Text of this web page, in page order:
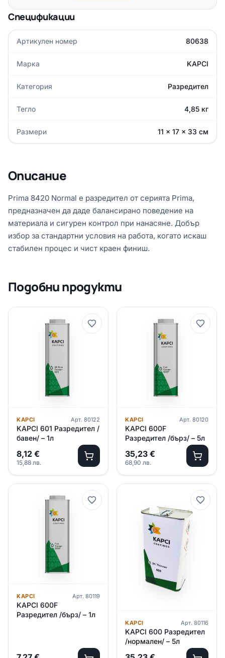
Спецификации
Артикулен номер 80638
Марка KAPCI
Категория Разредител
Тегло 4,85 кг
Размери 11 × 17 × 33 см
Описание
Prima 8420 Normal е разредител от серията Prima,
предназначен да даде балансирано поведение на
материала и сигурен контрол при нанасяне. Добър
избор за стандартни условия на работа, когато искаш
стабилен процес и чист краен финиш.
Подобни продукти
KAPCI Арт. 80122
KAPCI 601 Разредител /
бавен/ – 1л
8,12 €
15,88 лв.
KAPCI Арт. 80120
KAPCI 600F
Разредител /бърз/ – 5л
35,23 €
68,90 лв.
KAPCI Арт. 80119
KAPCI 600F
Разредител /бърз/ – 1л
KAPCI Арт. 80116
KAPCI 600 Разредител
/нормален/ – 5л